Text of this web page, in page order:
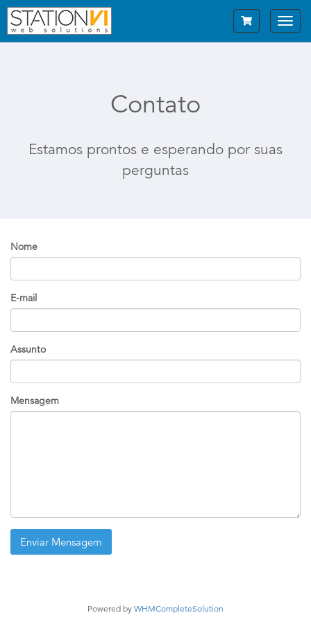
Contato
Estamos prontos e esperando por suas
perguntas
Nome
E-mail
Assunto
Mensagem
Enviar Mensagem
Powered by WHMCompleteSolution